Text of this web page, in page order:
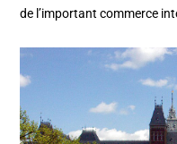
de l’important commerce